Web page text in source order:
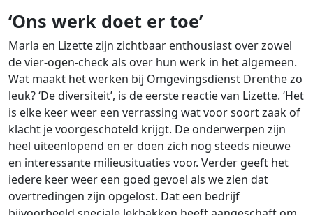
‘Ons werk doet er toe’
Marla en Lizette zijn zichtbaar enthousiast over zowel
de vier-ogen-check als over hun werk in het algemeen.
Wat maakt het werken bij Omgevingsdienst Drenthe zo
leuk? ‘De diversiteit’, is de eerste reactie van Lizette. ‘Het
is elke keer weer een verrassing wat voor soort zaak of
klacht je voorgeschoteld krijgt. De onderwerpen zijn
heel uiteenlopend en er doen zich nog steeds nieuwe
en interessante milieusituaties voor. Verder geeft het
iedere keer weer een goed gevoel als we zien dat
overtredingen zijn opgelost. Dat een bedrijf